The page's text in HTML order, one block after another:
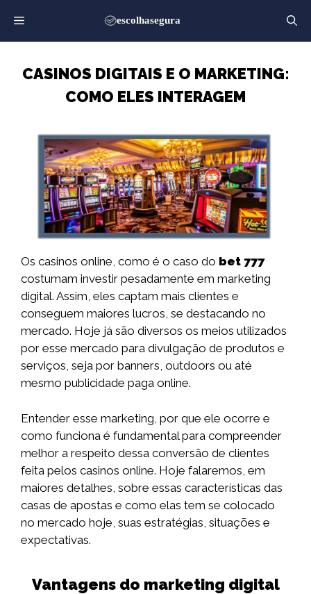
para
o
CASINOS DIGITAIS E O MARKETING:
COMO ELES INTERAGEM
Os casinos online, como é o caso do bet 777
costumam investir pesadamente em marketing
digital. Assim, eles captam mais clientes e
conseguem maiores lucros, se destacando no
mercado. Hoje já são diversos os meios utilizados
por esse mercado para divulgação de produtos e
serviços, seja por banners, outdoors ou até
mesmo publicidade paga online.
Entender esse marketing, por que ele ocorre e
como funciona é fundamental para compreender
melhor a respeito dessa conversão de clientes
feita pelos casinos online. Hoje falaremos, em
maiores detalhes, sobre essas características das
casas de apostas e como elas tem se colocado
no mercado hoje, suas estratégias, situações e
expectativas.
Vantagens do marketing digital